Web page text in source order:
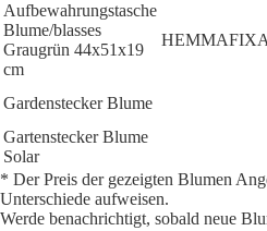
Aufbewahrungstasche
Blume/blasses
Graugrün 44x51x19
cm
Gardenstecker Blume
Gartenstecker Blume
Solar
* Der Preis der gezeigten Blumen
Unterschiede aufweisen.
Werde benachrichtigt, sobald neue